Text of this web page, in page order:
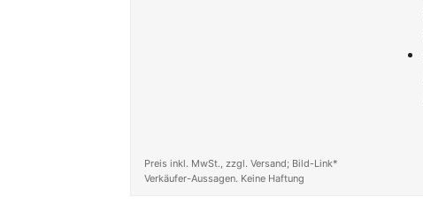
Preis inkl. MwSt., zzgl. Versand; Bild-Link*
Verkäufer-Aussagen. Keine Haftung